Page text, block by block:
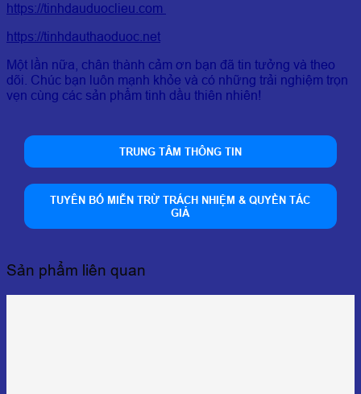
https://tinhdauduoclieu.com
https://tinhdauthaoduoc.net
Một lần nữa, chân thành cảm ơn bạn đã tin tưởng và theo
dõi. Chúc bạn luôn mạnh khỏe và có những trải nghiệm trọn
vẹn cùng các sản phẩm tinh dầu thiên nhiên!
TRUNG TÂM THÔNG TIN
TUYÊN BỐ MIỄN TRỪ TRÁCH NHIỆM & QUYỀN TÁC
GIẢ
Sản phẩm liên quan